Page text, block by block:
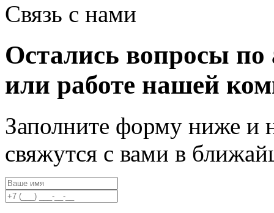
Связь с нами
Остались вопросы по
или работе нашей
Заполните форму ниже и
свяжутся с вами в